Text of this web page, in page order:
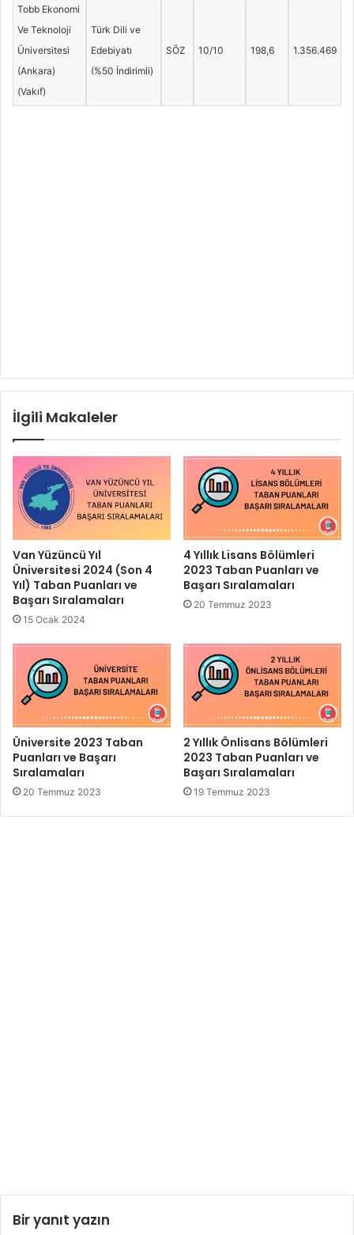
Tobb Ekonomi
Ve Teknoloji
Üniversitesi
(Ankara)
(Vakıf)
Türk Dili ve
Edebiyatı
(%50 İndirimli)
SÖZ 10/10 198,6 1.356.469
İlgili Makaleler
Van Yüzüncü Yıl
Üniversitesi 2024 (Son 4
Yıl) Taban Puanları ve
Başarı Sıralamaları
15 Ocak 2024
4 Yıllık Lisans Bölümleri
2023 Taban Puanları ve
Başarı Sıralamaları
20 Temmuz 2023
Üniversite 2023 Taban
Puanları ve Başarı
Sıralamaları
20 Temmuz 2023
2 Yıllık Önlisans Bölümleri
2023 Taban Puanları ve
Başarı Sıralamaları
19 Temmuz 2023
Bir yanıt yazın